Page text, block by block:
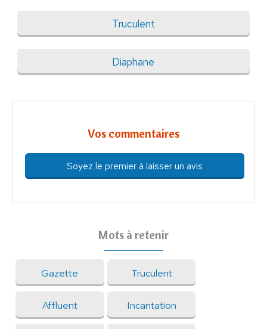
Truculent
Diaphane
Vos commentaires
Soyez le premier à laisser un avis
Mots à retenir
Gazette Truculent
Affluent Incantation